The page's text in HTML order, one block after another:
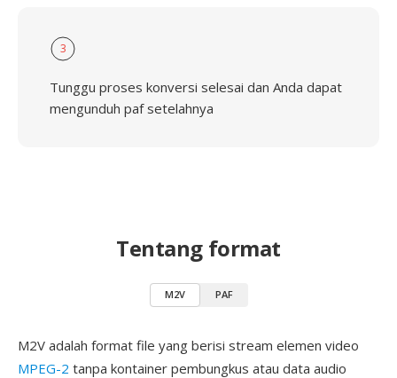
3
Tunggu proses konversi selesai dan Anda dapat
mengunduh paf setelahnya
Tentang format
M2V PAF
M2V adalah format file yang berisi stream elemen video
MPEG-2 tanpa kontainer pembungkus atau data audio